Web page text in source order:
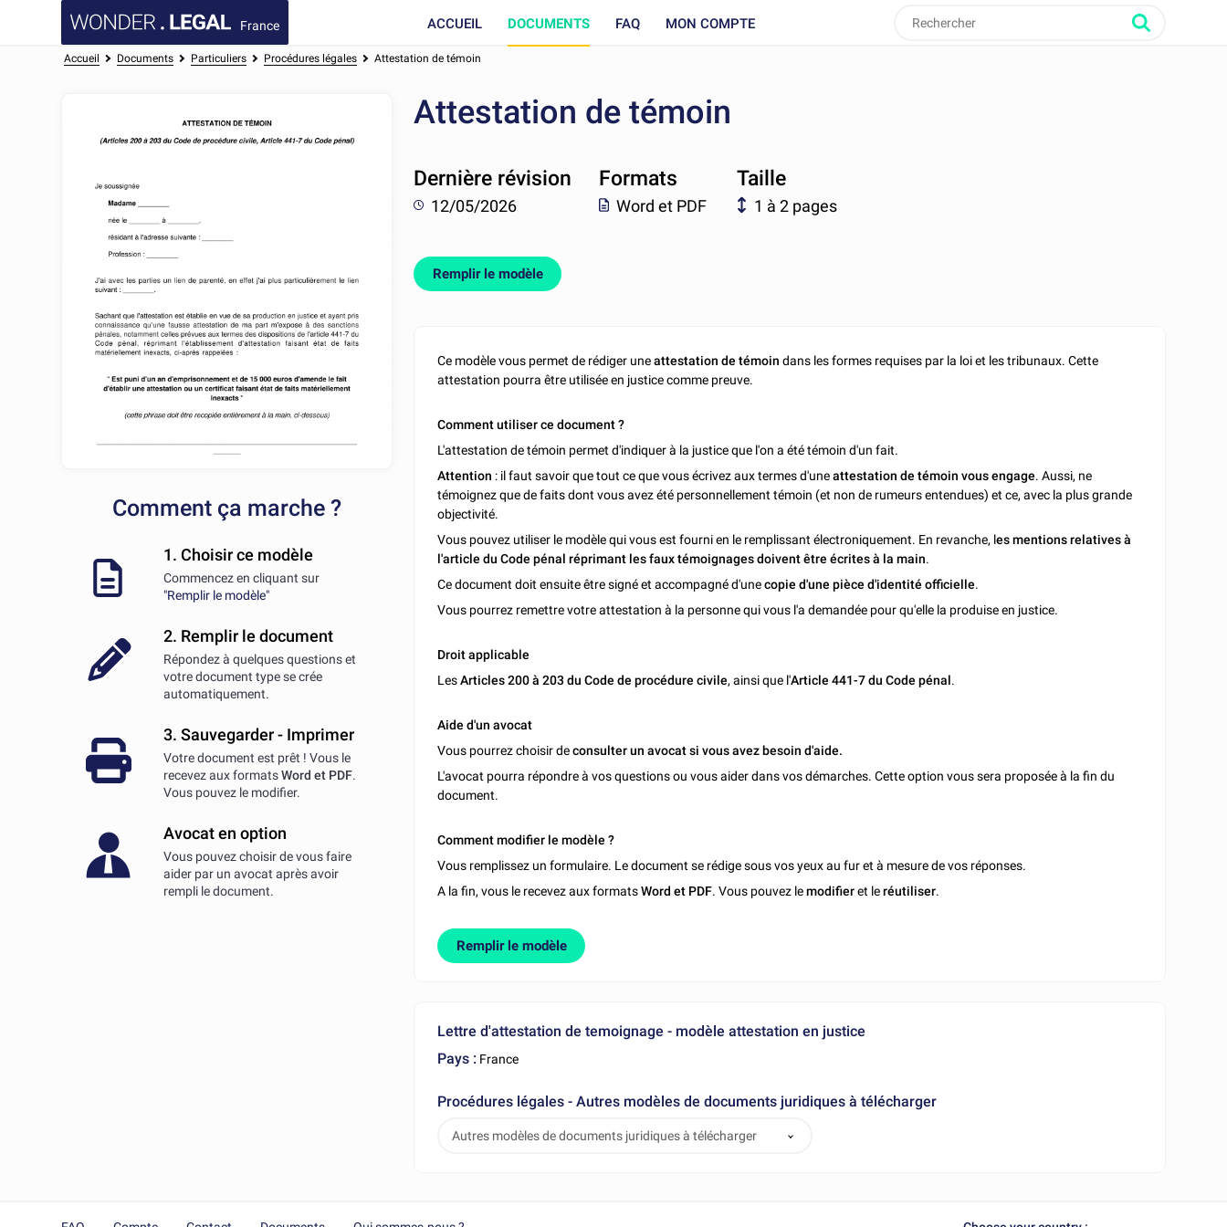
France ACCUEIL DOCUMENTS FAQ MON COMPTE
Accueil Documents Particuliers Procédures légales Attestation de témoin
Comment ça marche ?
1. Choisir ce modèle
Commencez en cliquant sur
"Remplir le modèle"
2. Remplir le document
Répondez à quelques questions et
votre document type se crée
automatiquement.
3. Sauvegarder - Imprimer
Votre document est prêt ! Vous le
recevez aux formatsWord et PDF.
Vous pouvez le modifier.
Avocat en option
Vous pouvez choisir de vous faire
aider par un avocat après avoir
rempli le document.
Attestation de témoin
Dernière révision
12/05/2026
Formats
Word et PDF
Taille
1 à 2 pages
Remplir le modèle
Ce modèle vous permet de rédiger uneattestation de témoin dans les formes requises par la loi et les tribunaux. Cette
attestation pourra être utilisée en justice comme preuve.
Comment utiliser ce document ?
L'attestation de témoin permet d'indiquer à la justice que l'on a été témoin d'un fait.
Attention : il faut savoir que tout ce que vous écrivez aux termes d'uneattestation de témoin vous engage. Aussi, ne
témoignez que de faits dont vous avez été personnellement témoin (et non de rumeurs entendues) et ce, avec la plus grande
objectivité.
Vous pouvez utiliser le modèle qui vous est fourni en le remplissant électroniquement. En revanche, les mentions relatives à
l'article du Code pénal réprimant les faux témoignages doivent être écrites à la main.
Ce document doit ensuite être signé et accompagné d'unecopie d'une pièce d'identité officielle.
Vous pourrez remettre votre attestation à la personne qui vous l'a demandée pour qu'elle la produise en justice.
Droit applicable
LesArticles 200 à 203 du Code de procédure civile, ainsi que l'Article 441-7 du Code pénal.
Aide d'un avocat
Vous pourrez choisir deconsulter un avocat si vous avez besoin d'aide.
L'avocat pourra répondre à vos questions ou vous aider dans vos démarches. Cette option vous sera proposée à la fin du
document.
Comment modifier le modèle ?
Vous remplissez un formulaire. Le document se rédige sous vos yeux au fur et à mesure de vos réponses.
A la fin, vous le recevez aux formatsWord et PDF. Vous pouvez lemodifieret leréutiliser.
Remplir le modèle
Lettre d'attestation de temoignage - modèle attestation en justice
Pays : France
Procédures légales - Autres modèles de documents juridiques à télécharger
Autres modèles de documents juridiques à télécharger